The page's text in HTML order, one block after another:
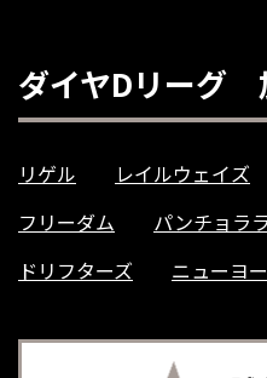
ダイヤDリーグ
リゲル レイルウェイズ
フリーダム
パンチョラ
ドリフターズ
ニューヨ